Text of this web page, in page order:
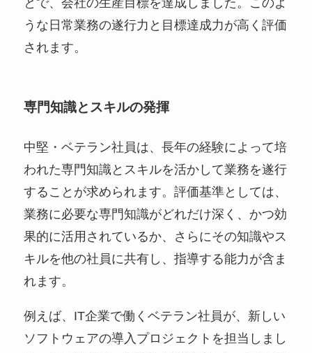
とで、会社の生産目標を達成しました。このよ
うな日常業務の遂行力と目標達成力が高く評価
されます。
専門知識とスキルの発揮
中堅・ベテラン社員は、長年の経験によって培
われた専門知識とスキルを活かして業務を遂行
することが求められます。評価基準としては、
業務に必要な専門知識がどれだけ深く、かつ効
果的に活用されているか、さらにその知識やス
キルを他の社員に共有し、指導する能力が含ま
れます。
例えば、IT企業で働くベテラン社員が、新しい
ソフトウェアの導入プロジェクトを担当しまし